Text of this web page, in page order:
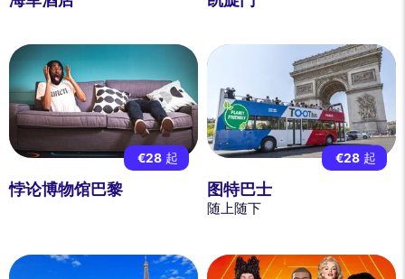
€28 起
悖论博物馆巴黎
€28起
图特巴士
随上随下